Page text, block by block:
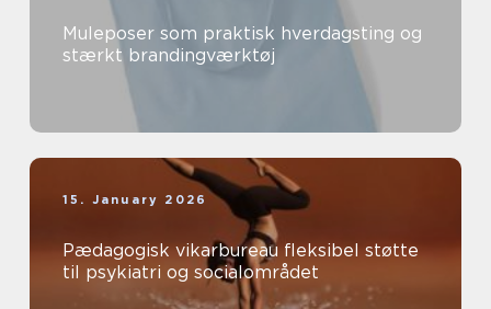
Muleposer som praktisk hverdagsting og
stærkt brandingværktøj
15. January 2026
Pædagogisk vikarbureau fleksibel støtte
til psykiatri og socialområdet